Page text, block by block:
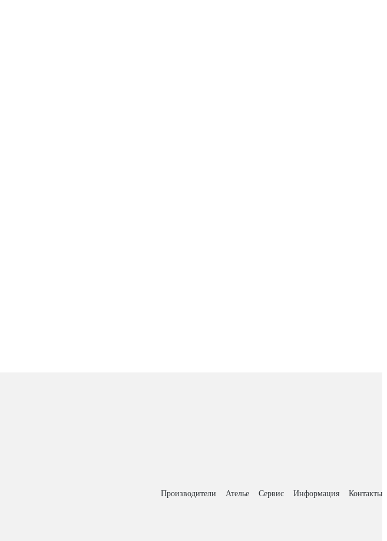
Производители
Ателье Сервис Информация Контакты